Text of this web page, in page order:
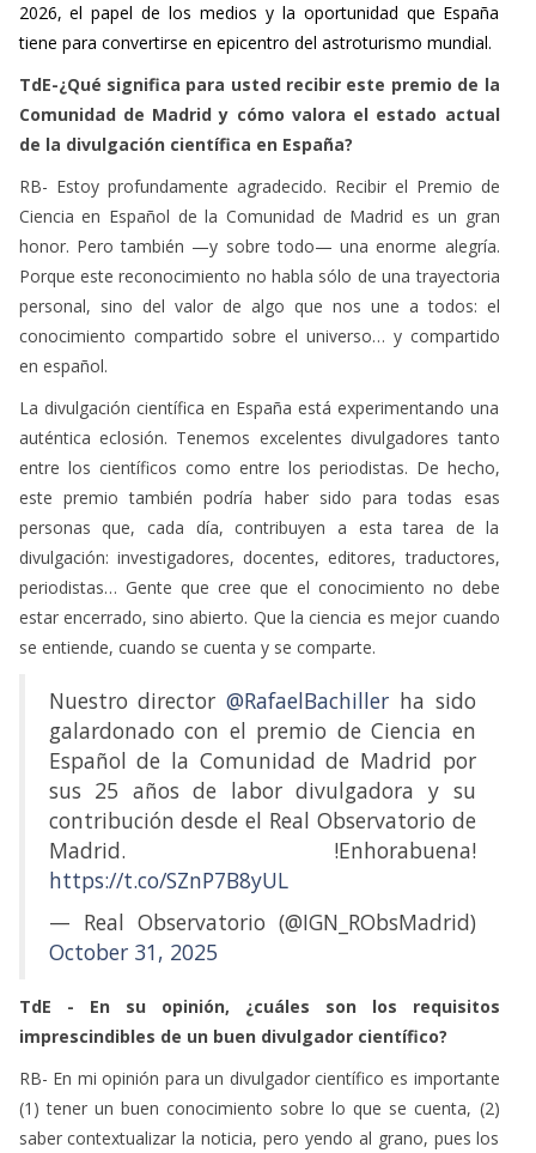
2026, el papel de los medios y la oportunidad que España
tiene para convertirse en epicentro del astroturismo mundial.
TdE-¿Qué significa para usted recibir este premio de la
Comunidad de Madrid y cómo valora el estado actual
de la divulgación científica en España?
RB- Estoy profundamente agradecido. Recibir el Premio de
Ciencia en Español de la Comunidad de Madrid es un gran
honor. Pero también —y sobre todo— una enorme alegría.
Porque este reconocimiento no habla sólo de una trayectoria
personal, sino del valor de algo que nos une a todos: el
conocimiento compartido sobre el universo… y compartido
en español.
La divulgación científica en España está experimentando una
auténtica eclosión. Tenemos excelentes divulgadores tanto
entre los científicos como entre los periodistas. De hecho,
este premio también podría haber sido para todas esas
personas que, cada día, contribuyen a esta tarea de la
divulgación: investigadores, docentes, editores, traductores,
periodistas… Gente que cree que el conocimiento no debe
estar encerrado, sino abierto. Que la ciencia es mejor cuando
se entiende, cuando se cuenta y se comparte.
Nuestro director @RafaelBachiller ha sido
galardonado con el premio de Ciencia en
Español de la Comunidad de Madrid por
sus 25 años de labor divulgadora y su
contribución desde el Real Observatorio de
Madrid. !Enhorabuena!
https://t.co/SZnP7B8yUL
— Real Observatorio (@IGN_RObsMadrid)
October 31, 2025
TdE - En su opinión, ¿cuáles son los requisitos
imprescindibles de un buen divulgador científico?
RB- En mi opinión para un divulgador científico es importante
(1) tener un buen conocimiento sobre lo que se cuenta, (2)
saber contextualizar la noticia, pero yendo al grano, pues los